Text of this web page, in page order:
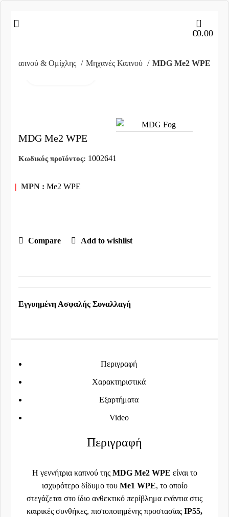
0
€0.00
Καπνού & Ομίχλης Μηχανές Καπνού MDG Me2 WPE
MDG Me2 WPE
Κωδικός προϊόντος: 1002641
| MPN : Me2 WPE
Compare Add to wishlist
Εγγυημένη Ασφαλής Συναλλαγή
Περιγραφή
Χαρακτηριστικά
Εξαρτήματα
Video
Περιγραφή
Η γεννήτρια καπνού της MDG Me2 WPE είναι το
ισχυρότερο δίδυμο του Me1 WPE, το οποίο
στεγάζεται στο ίδιο ανθεκτικό περίβλημα ενάντια στις
καιρικές συνθήκες, πιστοποιημένης προστασίας IP55,